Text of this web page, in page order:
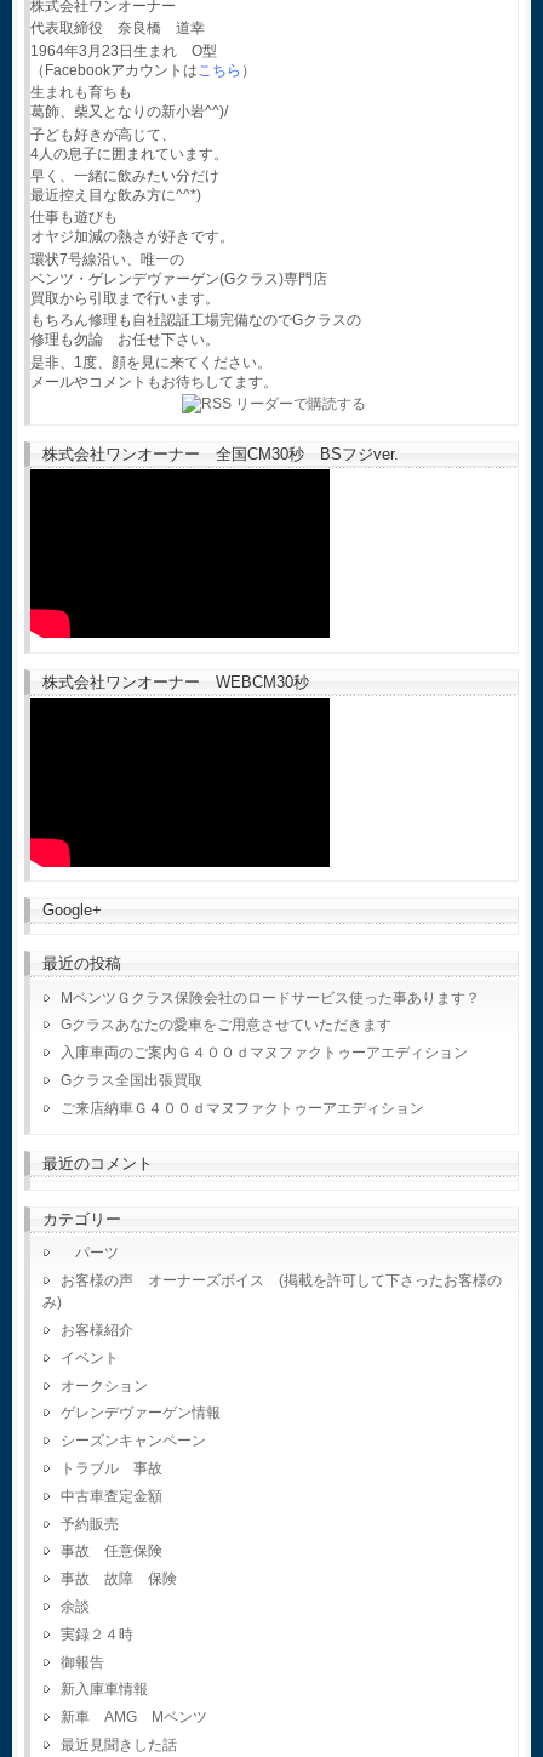
株式会社ワンオーナー
代表取締役 奈良橋 道幸
1964年3月23日生まれ O型
（Facebookアカウントはこちら ）
生まれも育ちも
葛飾、柴又となりの新小岩^^)/
子ども好きが高じて、
4人の息子に囲まれています。
早く、一緒に飲みたい分だけ
最近控え目な飲み方に^^*)
仕事も遊びも
オヤジ加減の熱さが好きです。
環状7号線沿い、唯一の
ベンツ・ゲレンデヴァーゲン(Gクラス)専門店
買取から引取まで行います。
もちろん修理も自社認証工場完備なのでGクラスの
修理も勿論 お任せ下さい。
是非、1度、顔を見に来てください。
メールやコメントもお待ちしてます。
株式会社ワンオーナー 全国CM30秒 BSフジver.
株式会社ワンオーナー WEBCM30秒
Google+
最近の投稿
MベンツＧクラス保険会社のロードサービス使った事あります？
Gクラスあなたの愛車をご用意させていただきます
入庫車両のご案内Ｇ４００ｄマヌファクトゥーアエディション
Gクラス全国出張買取
ご来店納車Ｇ４００ｄマヌファクトゥーアエディション
最近のコメント
カテゴリー
パーツ
お客様の声 オーナーズボイス (掲載を許可して下さったお客様の
み)
お客様紹介
イベント
オークション
ゲレンデヴァーゲン情報
シーズンキャンペーン
トラブル 事故
中古車査定金額
予約販売
事故 任意保険
事故 故障 保険
余談
実録２４時
御報告
新入庫車情報
新車 AMG Mベンツ
最近見聞きした話